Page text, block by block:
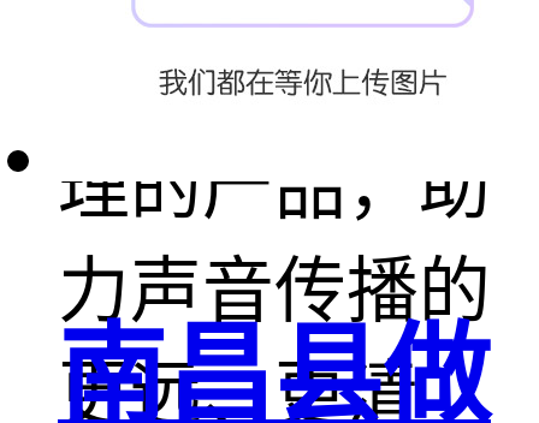
可靠、价格合
理的产品，助
力声音传播的
更远、更清
南昌县做